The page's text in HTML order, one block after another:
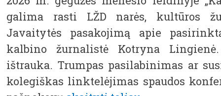
galima rasti LŽD narės, kultūros
Javaitytės pasakojimą apie
kalbino žurnalistė Kotryna
ištrauka. Trumpas pasilabinimas ar
kolegiškas linktelėjimas spaudos